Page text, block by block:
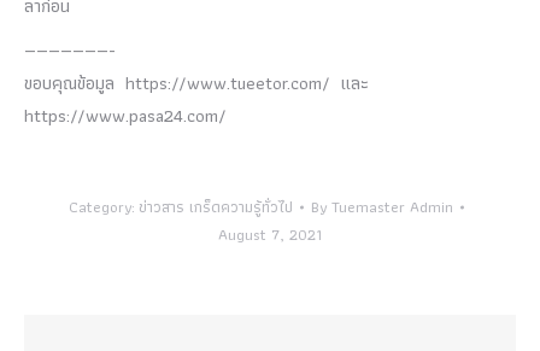
ลาก่อน
———————-
ขอบคุณข้อมูล https://www.tueetor.com/ และ
https://www.pasa24.com/
Category: ข่าวสาร เกร็ดความรู้ทั่วไป ByTuemaster Admin
August 7, 2021